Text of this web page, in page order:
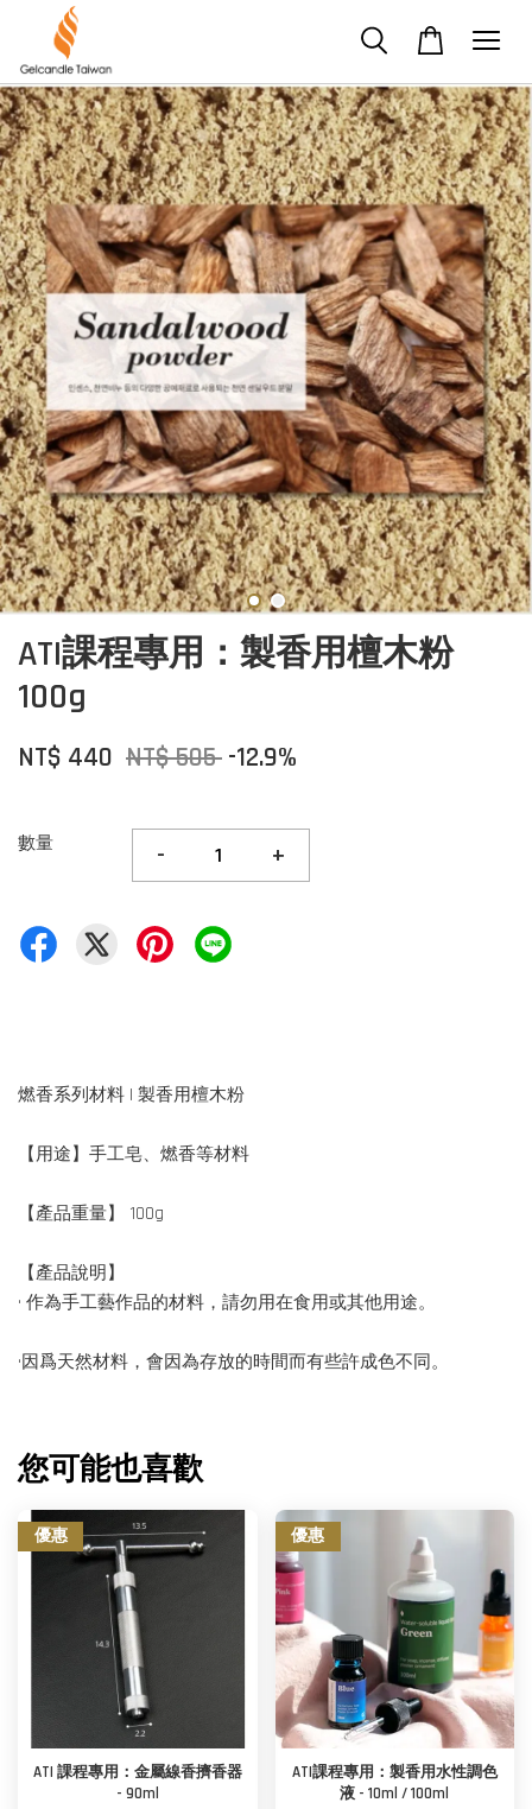
ATI課程專用：製香用檀木粉
100g
NT$ 440 NT$ 505 -12.9%
數量 - +
燃香系列材料 | 製香用檀木粉
【用途】手工皂、燃香等材料
【產品重量】 100g
【產品說明】
• 作為手工藝作品的材料，請勿用在食用或其他用途。
•因爲天然材料，會因為存放的時間而有些許成色不同。
您可能也喜歡
優惠
ATI 課程專用：金屬線香擠香器
- 90ml
優惠
ATI課程專用：製香用水性調色
液 - 10ml / 100ml